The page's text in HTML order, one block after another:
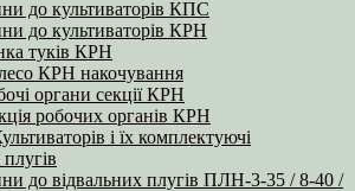
до культиваторів КПС
до культиваторів КРН
туків КРН
КРН накочування
органи секції КРН
робочих органів КРН
і їх комплектуючі
до відвальних плугів ПЛН-3-35 / 8-40 /